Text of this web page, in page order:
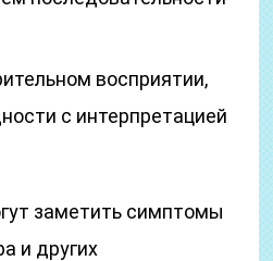
восприятии,
с интерпретацией
заметить симптомы
и других